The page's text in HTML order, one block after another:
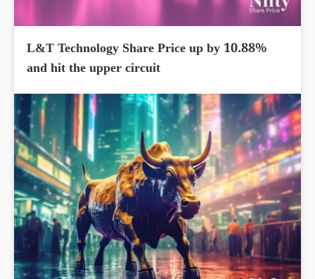
L&T Technology Share Price up by 10.88%
and hit the upper circuit